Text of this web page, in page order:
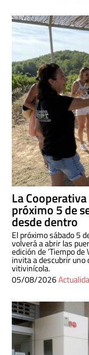
La
próximo 5 de
desde dentro
El próximo sábado 5
volverá a abrir las
edición de ‘Tiempo
invita a descubrir
vitivinícola.
05/08/2026